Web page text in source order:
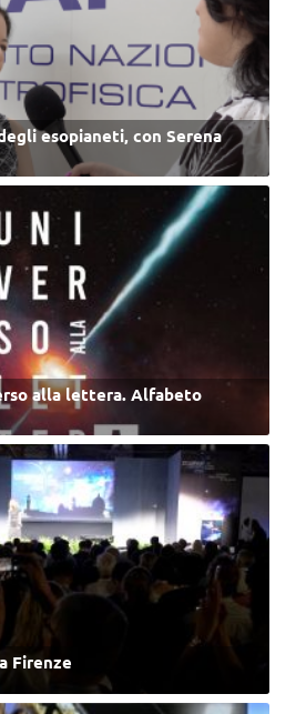
esopianeti, con Serena
alla lettera. Alfabeto
Firenze